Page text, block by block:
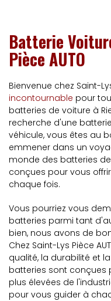
Batterie
Pièce AUTO
Bienvenue chez Saint-
incontournable pour
batteries de voiture à
recherche d'une
véhicule, vous êtes au
emmener dans un
monde des batteries
conçues pour vous
chaque fois.
Vous pourriez vous
batteries parmi tant
bien, nous avons de
Chez Saint-Lys Pièce
qualité, la durabilité et
batteries sont conçues
plus élevées de
pour vous guider à